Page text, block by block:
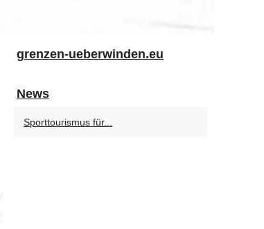
grenzen-ueberwinden.eu
News
Sporttourismus für...